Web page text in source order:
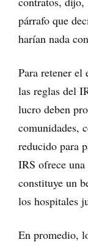
párrafo que
harían nada
Para retener el
las reglas del
lucro deben
comunidades,
reducido para
IRS ofrece
constituye un
los hospitales
En promedio,